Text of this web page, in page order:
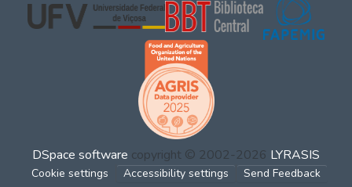
DSpace software copyright © 2002-2026 LYRASIS
Cookie settings Accessibility settings Send Feedback